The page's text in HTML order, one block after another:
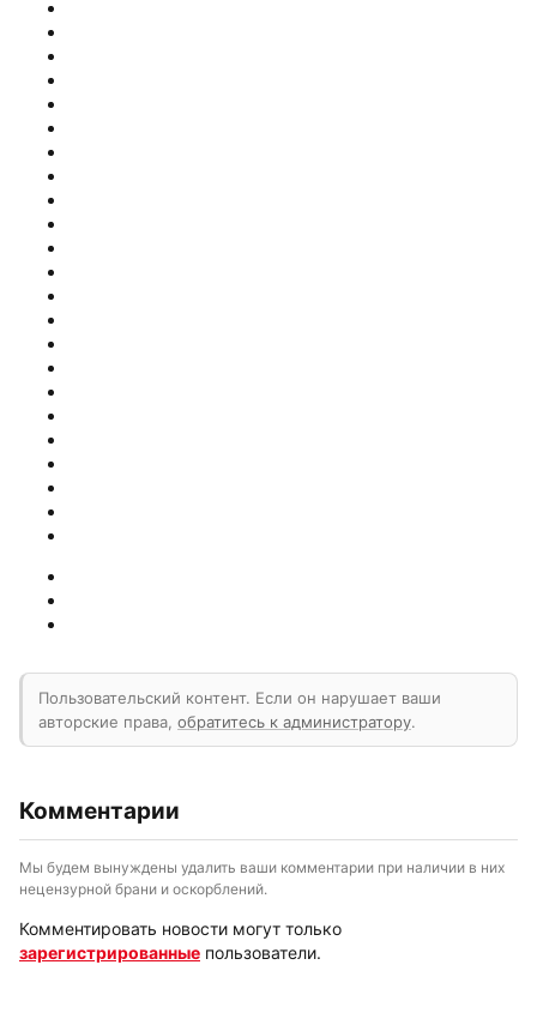
Пользовательский контент. Если он нарушает ваши
авторские права, обратитесь к администратору.
Комментарии
Мы будем вынуждены удалить ваши комментарии при наличии в них
нецензурной брани и оскорблений.
Комментировать новости могут только
зарегистрированные пользователи.